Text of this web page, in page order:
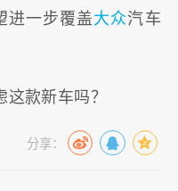
进一步覆盖大众汽车
款新车吗？
分享：